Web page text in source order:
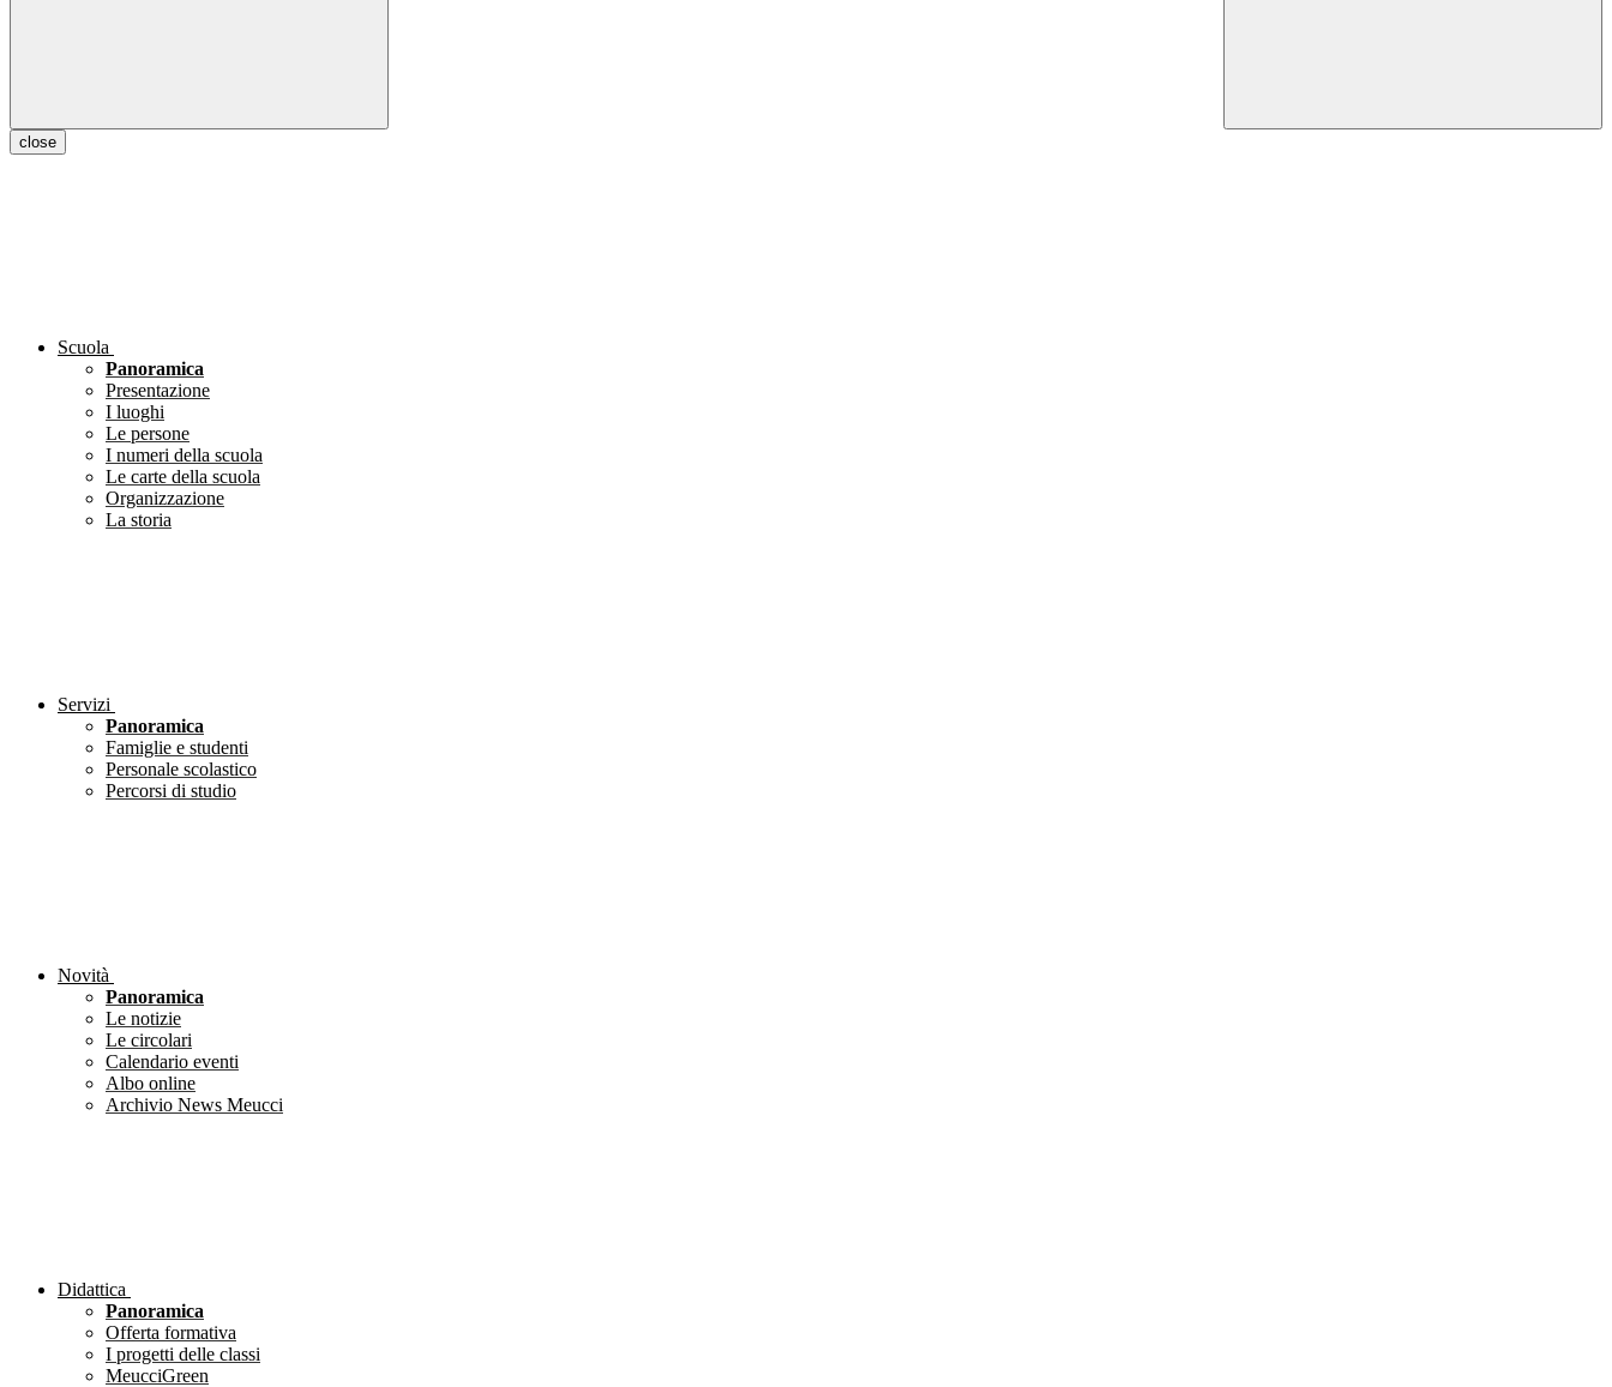
close
Scuola
Panoramica
Presentazione
I luoghi
Le persone
I numeri della scuola
Le carte della scuola
Organizzazione
La storia
Servizi
Panoramica
Famiglie e studenti
Personale scolastico
Percorsi di studio
Novità
Panoramica
Le notizie
Le circolari
Calendario eventi
Albo online
Archivio News Meucci
Didattica
Panoramica
Offerta formativa
I progetti delle classi
MeucciGreen